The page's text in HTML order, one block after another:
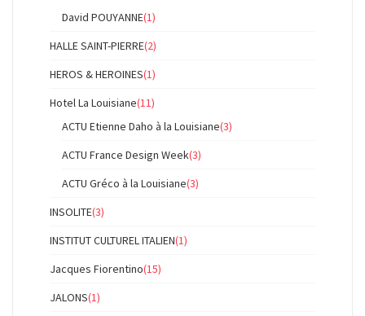
David POUYANNE(1)
HALLE SAINT-PIERRE(2)
HEROS & HEROINES(1)
Hotel La Louisiane(11)
ACTU Etienne Daho à la Louisiane(3)
ACTU France Design Week(3)
ACTU Gréco à la Louisiane(3)
INSOLITE(3)
INSTITUT CULTUREL ITALIEN(1)
Jacques Fiorentino(15)
JALONS(1)